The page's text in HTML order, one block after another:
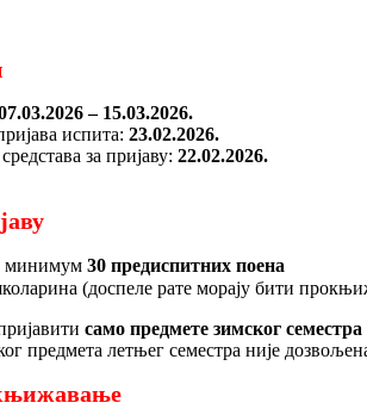
– 15.03.2026.
испита: 23.02.2026.
за пријаву: 22.02.2026.
минимум 30 предиспитних поена
(доспеле рате морају бити
само предмете зимског семестра
предмета летњег семестра није